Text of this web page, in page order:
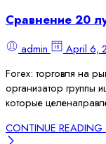
Сравнение 20
admin
April 6,
Forex: торговля на
организатор группы
которые
CONTINUE